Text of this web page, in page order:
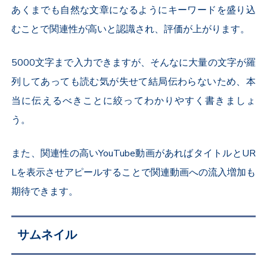
あくまでも自然な文章になるようにキーワードを盛り込
むことで関連性が高いと認識され、評価が上がります。
5000文字まで入力できますが、そんなに大量の文字が羅
列してあっても読む気が失せて結局伝わらないため、本
当に伝えるべきことに絞ってわかりやすく書きましょ
う。
また、関連性の高いYouTube動画があればタイトルとUR
Lを表示させアピールすることで関連動画への流入増加も
期待できます。
サムネイル